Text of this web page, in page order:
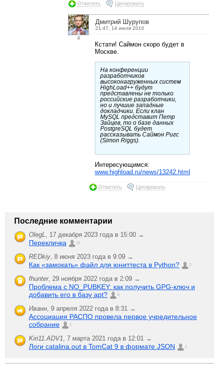
Ответить Цитировать
4
Дмитрий Шурупов
21:47, 14 июля 2010
Кстати! Саймон скоро будет в
Москве.
На конференции
разработчиков
высоконагруженных систем
HighLoad++ будут
представлены не только
российские разработчики,
но и лучшие западные
докладчики. Если клан
MySQL представит Петр
Зайцев, то о базе данных
PostgreSQL будет
рассказывать Саймон Ригс
(Simon Riggs).
Интересующимся:
www.highload.ru/news/13242.html
Ответить Цитировать
Последние комментарии
OlegL 17 декабря 2023 года в 15:00 →
Перекличка 21
REDkiy 8 июня 2023 года в 9:09 →
Как «замокать» файл для юниттеста в Python? 2
fhunter, 29 ноября 2022 года в 2:09 →
Проблема с NO_PUBKEY: как получить GPG-ключ и
добавить его в базу apt?
6
Иванн 9 апреля 2022 года в 8:31 →
Ассоциация РАСПО провела первое учредительное
собрание
1
Kiri11.ADV1 7 марта 2021 года в 12:01 →
Логи catalina.out в TomCat 9 в формате JSON 1